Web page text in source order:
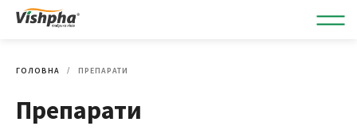
ГОЛОВНА ПРЕПАРАТИ
Препарати